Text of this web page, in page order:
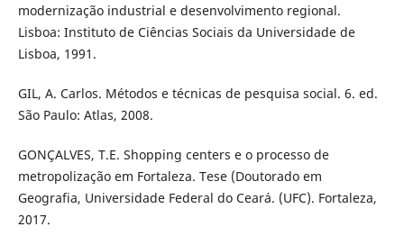
modernização industrial e desenvolvimento regional.
Lisboa: Instituto de Ciências Sociais da Universidade de
Lisboa, 1991.
GIL, A. Carlos. Métodos e técnicas de pesquisa social. 6. ed.
São Paulo: Atlas, 2008.
GONÇALVES, T.E. Shopping centers e o processo de
metropolização em Fortaleza. Tese (Doutorado em
Geografia, Universidade Federal do Ceará. (UFC). Fortaleza,
2017.